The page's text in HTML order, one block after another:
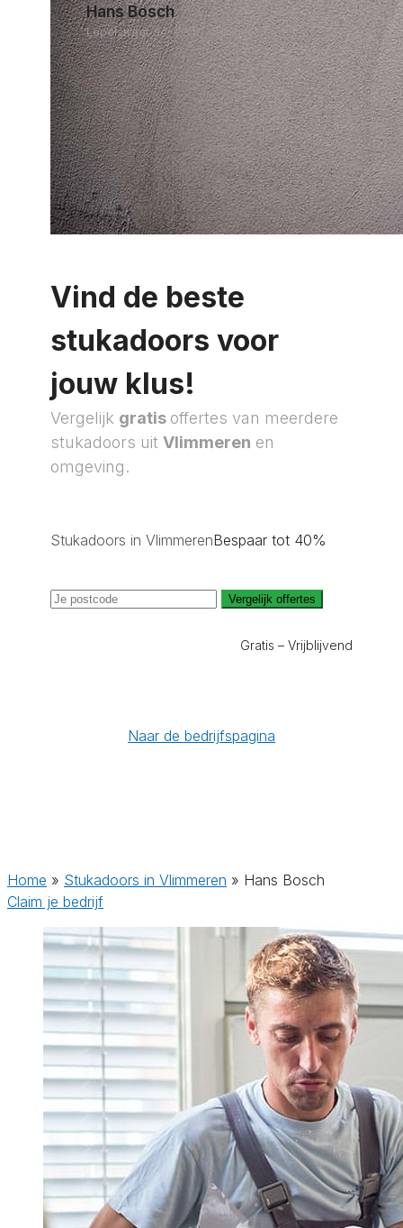
Hans Bosch
Lepelstraat 34, 2340 Vlimmeren
Vind de beste
stukadoors voor
jouw klus!
Vergelijk gratis offertes van meerdere
stukadoors uit Vlimmeren en
omgeving.
Stukadoors in VlimmerenBespaar tot 40%
Vergelijk offertes
Gratis – Vrijblijvend
Naar de bedrijfspagina
Home » Stukadoors in Vlimmeren » Hans Bosch
Claim je bedrijf